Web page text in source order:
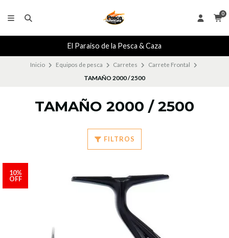
0
El Paraiso de la Pesca & Caza
Inicio Equipos de pesca Carretes
Carrete Frontal
TAMAÑO 2000 / 2500
TAMAÑO 2000 / 2500
FILTROS
10%
OFF